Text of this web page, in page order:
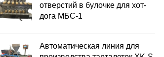
отверстий в булочке для хот-
дога МБС-1
Автоматическая линия для